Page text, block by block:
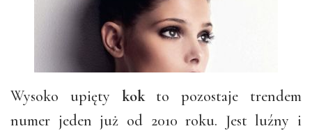
Wysoko upięty kokto pozostaje trendem
numer jeden już od 2010 roku. Jest luźny i